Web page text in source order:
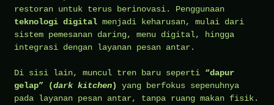
restoran untuk terus berinovasi. Penggunaan
teknologi digital menjadi keharusan, mulai dari
sistem pemesanan daring, menu digital, hingga
integrasi dengan layanan pesan antar.
Di sisi lain, muncul tren baru seperti “dapur
gelap” (dark kitchen)
yang berfokus sepenuhnya
pada layanan pesan antar, tanpa ruang makan fisik.